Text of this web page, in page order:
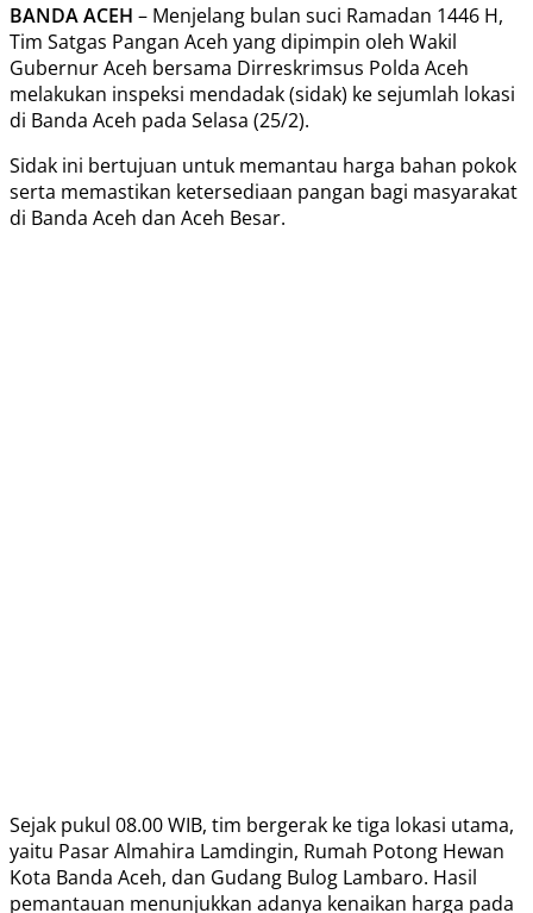
BANDA ACEH – Menjelang bulan suci Ramadan 1446 H,
Tim Satgas Pangan Aceh yang dipimpin oleh Wakil
Gubernur Aceh bersama Dirreskrimsus Polda Aceh
melakukan inspeksi mendadak (sidak) ke sejumlah lokasi
di Banda Aceh pada Selasa (25/2).
Sidak ini bertujuan untuk memantau harga bahan pokok
serta memastikan ketersediaan pangan bagi masyarakat
di Banda Aceh dan Aceh Besar.
Sejak pukul 08.00 WIB, tim bergerak ke tiga lokasi utama,
yaitu Pasar Almahira Lamdingin, Rumah Potong Hewan
Kota Banda Aceh, dan Gudang Bulog Lambaro. Hasil
pemantauan menunjukkan adanya kenaikan harga pada